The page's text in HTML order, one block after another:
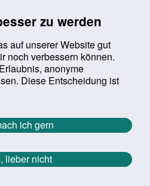
zu werden
auf unserer Website gut
noch verbessern können.
anonyme
Diese Entscheidung ist
ich gern
lieber nicht